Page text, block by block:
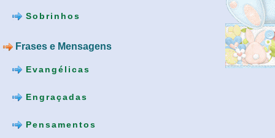
Sobrinhos
Frases e Mensagens
Evangélicas
Engraçadas
Pensamentos